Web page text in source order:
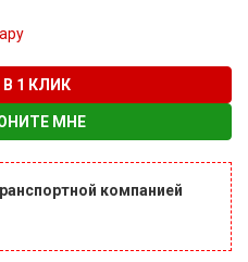
1 КЛИК
МНЕ
компанией